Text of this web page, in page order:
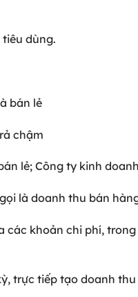
dùng.
bán lẻ
chậm
lẻ; Công ty kinh
là doanh thu bán
khoản chi phí,
trực tiếp tạo doanh